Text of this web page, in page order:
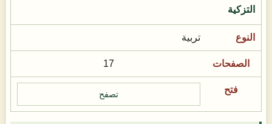
التزكية
تربية
17
تصفح